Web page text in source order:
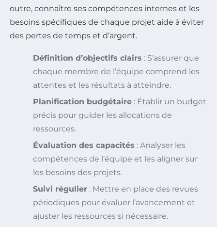
outre, connaître ses compétences internes et les
besoins spécifiques de chaque projet aide à éviter
des pertes de temps et d’argent.
Définition d’objectifs clairs : S’assurer que
chaque membre de l’équipe comprend les
attentes et les résultats à atteindre.
Planification budgétaire : Établir un budget
précis pour guider les allocations de
ressources.
Évaluation des capacités : Analyser les
compétences de l’équipe et les aligner sur
les besoins des projets.
Suivi régulier : Mettre en place des revues
périodiques pour évaluer l’avancement et
ajuster les ressources si nécessaire.